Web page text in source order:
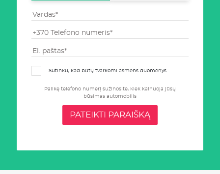
Sutinku, kad būtų tvarkomi asmens duomenys
Palikę telefono numerį sužinosite, kiek kainuoja jūsų
būsimas automobilis
PATEIKTI PARAIŠKĄ